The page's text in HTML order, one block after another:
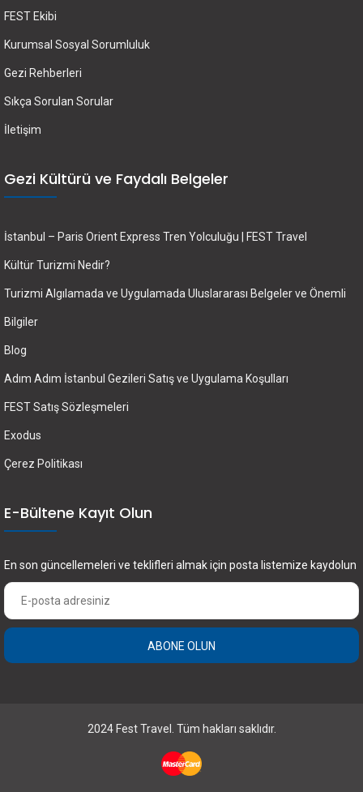
FEST Ekibi
Kurumsal Sosyal Sorumluluk
Gezi Rehberleri
Sıkça Sorulan Sorular
İletişim
Gezi Kültürü ve Faydalı Belgeler
İstanbul – Paris Orient Express Tren Yolculuğu | FEST Travel
Kültür Turizmi Nedir?
Turizmi Algılamada ve Uygulamada Uluslararası Belgeler ve Önemli
Bilgiler
Blog
Adım Adım İstanbul Gezileri Satış ve Uygulama Koşulları
FEST Satış Sözleşmeleri
Exodus
Çerez Politikası
E-Bültene Kayıt Olun
En son güncellemeleri ve teklifleri almak için posta listemize kaydolun
ABONE OLUN
2024 Fest Travel. Tüm hakları saklıdır.